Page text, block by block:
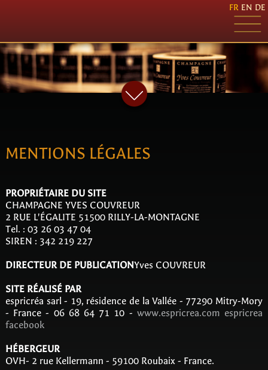
FR EN DE
MENTIONS LÉGALES
PROPRIÉTAIRE DU SITE
CHAMPAGNE YVES COUVREUR
2 RUE L'ÉGALITE 51500 RILLY-LA-MONTAGNE
Tel. : 03 26 03 47 04
SIREN : 342 219 227
DIRECTEUR DE PUBLICATIONYves COUVREUR
SITE RÉALISÉ PAR
espricréa sarl - 19, résidence de la Vallée - 77290 Mitry-Mory
- France - 06 68 64 71 10 - www.espricrea.com espricrea
facebook
HÉBERGEUR
OVH- 2 rue Kellermann - 59100 Roubaix - France.